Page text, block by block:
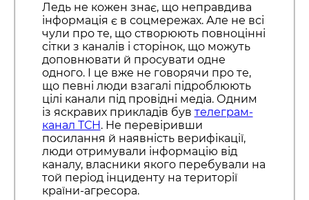
Ледь не кожен знає, що неправдива
інформація є в соцмережах. Але не всі
чули про те, що створюють повноцінні
сітки з каналів і сторінок, що можуть
доповнювати й просувати одне
одного. І це вже не говорячи про те,
що певні люди взагалі підроблюють
цілі канали під провідні медіа. Одним
із яскравих прикладів був телеграм-
канал ТСН . Не перевіривши
посилання й наявність верифікації,
люди отримували інформацію від
каналу, власники якого перебували на
той період інциденту на території
країни-агресора.